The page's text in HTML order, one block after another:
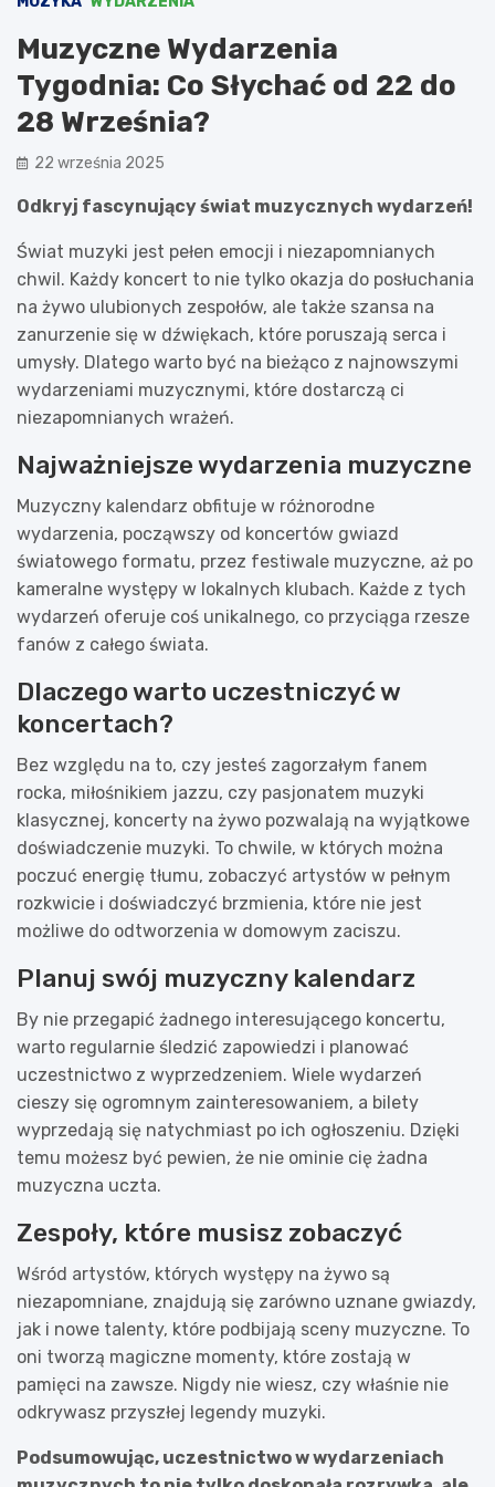
Muzyczne Wydarzenia
Tygodnia: Co Słychać od 22 do
28 Września?
22 września 2025
Odkryj fascynujący świat muzycznych wydarzeń!
Świat muzyki jest pełen emocji i niezapomnianych
chwil. Każdy koncert to nie tylko okazja do posłuchania
na żywo ulubionych zespołów, ale także szansa na
zanurzenie się w dźwiękach, które poruszają serca i
umysły. Dlatego warto być na bieżąco z najnowszymi
wydarzeniami muzycznymi, które dostarczą ci
niezapomnianych wrażeń.
Najważniejsze wydarzenia muzyczne
Muzyczny kalendarz obfituje w różnorodne
wydarzenia, począwszy od koncertów gwiazd
światowego formatu, przez festiwale muzyczne, aż po
kameralne występy w lokalnych klubach. Każde z tych
wydarzeń oferuje coś unikalnego, co przyciąga rzesze
fanów z całego świata.
Dlaczego warto uczestniczyć w
koncertach?
Bez względu na to, czy jesteś zagorzałym fanem
rocka, miłośnikiem jazzu, czy pasjonatem muzyki
klasycznej, koncerty na żywo pozwalają na wyjątkowe
doświadczenie muzyki. To chwile, w których można
poczuć energię tłumu, zobaczyć artystów w pełnym
rozkwicie i doświadczyć brzmienia, które nie jest
możliwe do odtworzenia w domowym zaciszu.
Planuj swój muzyczny kalendarz
By nie przegapić żadnego interesującego koncertu,
warto regularnie śledzić zapowiedzi i planować
uczestnictwo z wyprzedzeniem. Wiele wydarzeń
cieszy się ogromnym zainteresowaniem, a bilety
wyprzedają się natychmiast po ich ogłoszeniu. Dzięki
temu możesz być pewien, że nie ominie cię żadna
muzyczna uczta.
Zespoły, które musisz zobaczyć
Wśród artystów, których występy na żywo są
niezapomniane, znajdują się zarówno uznane gwiazdy,
jak i nowe talenty, które podbijają sceny muzyczne. To
oni tworzą magiczne momenty, które zostają w
pamięci na zawsze. Nigdy nie wiesz, czy właśnie nie
odkrywasz przyszłej legendy muzyki.
Podsumowując, uczestnictwo w wydarzeniach